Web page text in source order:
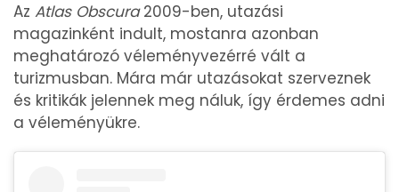
Az Atlas Obscura2009-ben, utazási
magazinként indult, mostanra azonban
meghatározó véleményvezérré vált a
turizmusban. Mára már utazásokat szerveznek
és kritikák jelennek meg náluk, így érdemes adni
a véleményükre.